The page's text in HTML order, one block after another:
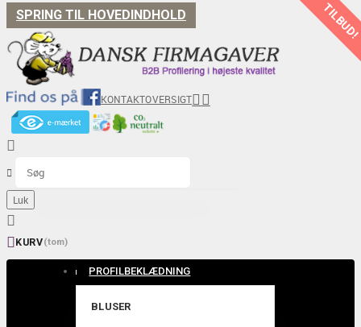
SPRING TIL HOVEDINDHOLD
KONTAKTOVERSIGT


Luk

KURV(tom)
PROFILBEKLÆDNING
BLUSER
TILBUD!